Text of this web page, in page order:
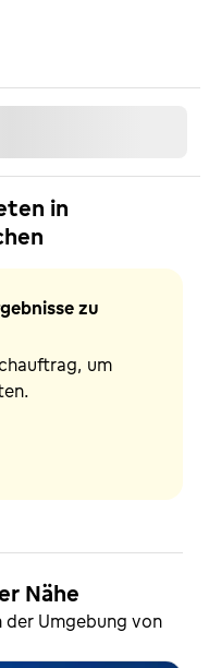
in
zu
um
Nähe
der Umgebung von